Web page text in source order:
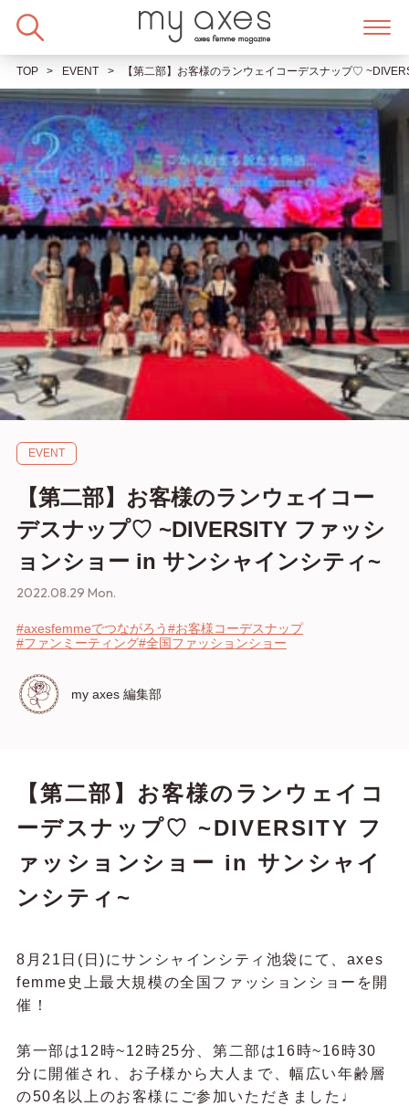
TOP EVENT 【第二部】お客様のランウェイコーデスナップ♡
EVENT
【第二部】お客様のランウェイコー
デスナップ♡ ~DIVERSITY ファッシ
ョンショー in サンシャインシティ~
2022.08.29 Mon.
#axesfemmeでつながろう#お客様コーデスナップ
#ファンミーティング#全国ファッションショー
my axes 編集部
【第二部】お客様のランウェイコ
ーデスナップ♡ ~DIVERSITY フ
ァッションショー in サンシャイ
ンシティ~
8月21日(日)にサンシャインシティ池袋にて、axes
femme史上最大規模の全国ファッションショーを開
催！
第一部は12時~12時25分、第二部は16時~16時30
分に開催され、 お子様から大人まで、幅広い年齢層
の50名以上のお客様にご参加いただきました♩